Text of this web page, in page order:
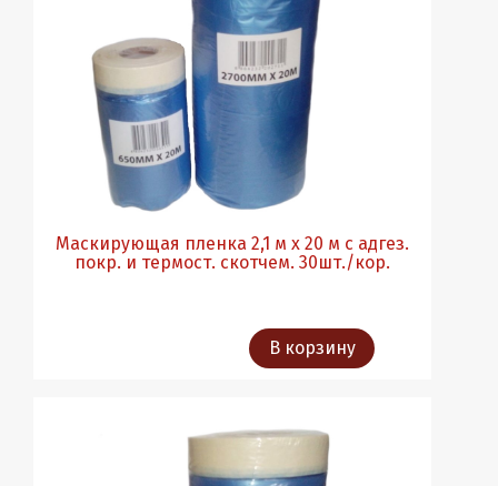
Маскирующая пленка 2,1 м х 20 м с адгез.
покр. и термост. скотчем. 30шт./кор.
В корзину